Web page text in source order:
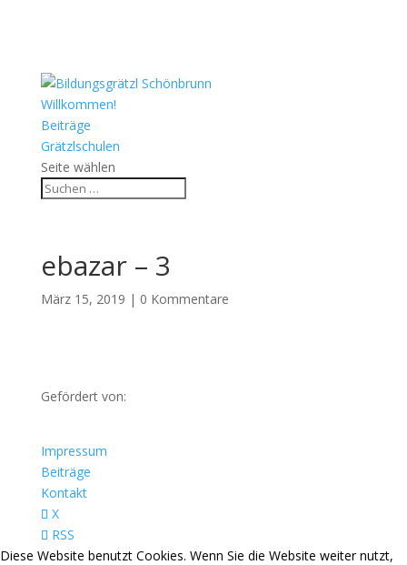
Willkommen!
Beiträge
Grätzlschulen
Seite wählen
ebazar – 3
März 15, 2019 | 0 Kommentare
Gefördert von:
Impressum
Beiträge
Kontakt
X
RSS
Diese Website benutzt Cookies. Wenn Sie die Website weiter nutzt,